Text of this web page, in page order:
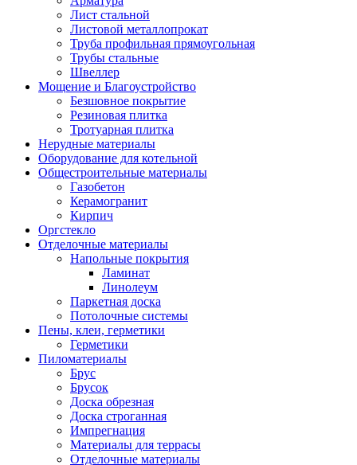
Лист стальной
Листовой металлопрокат
Труба профильная прямоугольная
Трубы стальные
Швеллер
Мощение и Благоустройство
Безшовное покрытие
Резиновая плитка
Тротуарная плитка
Нерудные материалы
Оборудование для котельной
Общестроительные материалы
Газобетон
Керамогранит
Кирпич
Оргстекло
Отделочные материалы
Напольные покрытия
Ламинат
Линолеум
Паркетная доска
Потолочные системы
Пены, клеи, герметики
Герметики
Пиломатериалы
Брус
Брусок
Доска обрезная
Доска строганная
Импрегнация
Материалы для террасы
Отделочные материалы